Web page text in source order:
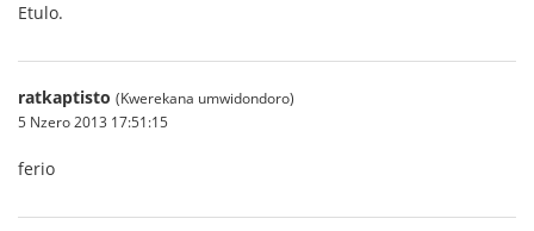
Etulo.
ratkaptisto (Kwerekana umwidondoro)
5 Nzero 2013 17:51:15
ferio